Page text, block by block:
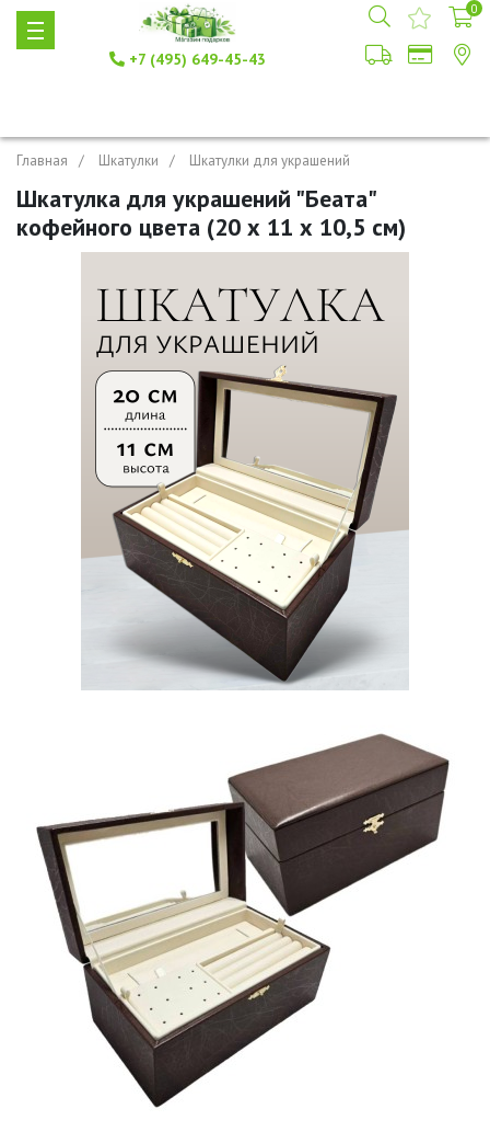
+7 (495) 649-45-43
0
Главная Шкатулки Шкатулки для украшений
Шкатулка для украшений "Беата"
кофейного цвета (20 х 11 х 10,5 см)